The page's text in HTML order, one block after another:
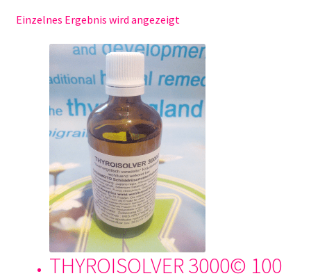
Kontakt
Lieferung und versanddienste
Mein Konto
Naturwissenschaft
Sample Page
Sozialwissenschaften
Über uns
Einzelnes Ergebnis wird angezeigt
THYROISOLVER 3000© 100